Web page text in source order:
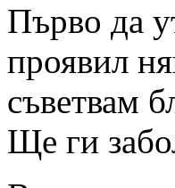
Първо да
проявил
съветвам
Ще ги